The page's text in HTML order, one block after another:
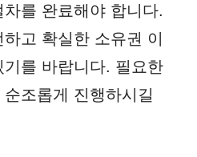
를 완료해야 합니다.
고 확실한 소유권 이
를 바랍니다. 필요한
조롭게 진행하시길